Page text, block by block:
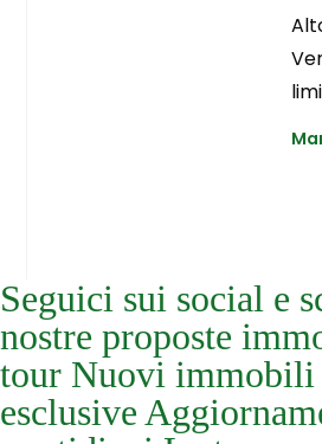
Seguici sui social e
nostre proposte
tour Nuovi immobili
esclusive